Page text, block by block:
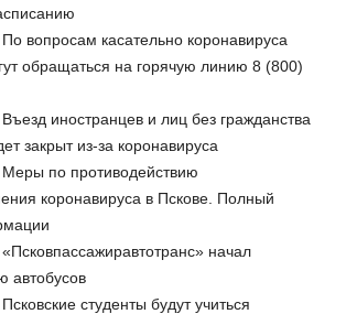
вопросам касательно коронавируса
обращаться на горячую линию 8 (800)
иностранцев и лиц без гражданства
закрыт из-за коронавируса
по противодействию
коронавируса в Пскове. Полный
начал
автобусов
студенты будут учиться